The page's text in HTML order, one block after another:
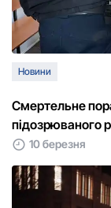
Новини
Смертельне
підозрюваного
10 березня